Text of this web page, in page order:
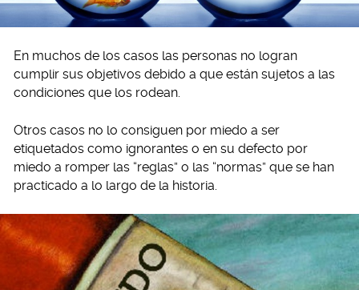
En muchos de los casos las personas no logran
cumplir sus objetivos debido a que están sujetos a las
condiciones que los rodean.
Otros casos no lo consiguen por miedo a ser
etiquetados como ignorantes o en su defecto por
miedo a romper las “reglas” o las “normas” que se han
practicado a lo largo de la historia.